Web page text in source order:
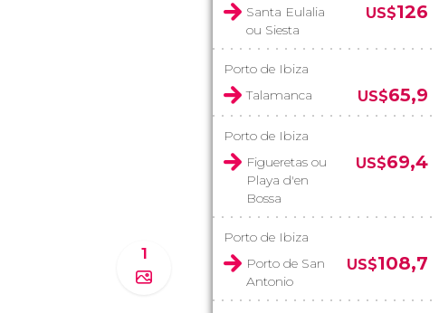
1
Santa Eulalia
ou Siesta
US$126
Porto de Ibiza
Talamanca
US$65,9
Porto de Ibiza
Figueretas ou
Playa d'en
Bossa
US$69,4
Porto de Ibiza
Porto de San
Antonio
US$108,7